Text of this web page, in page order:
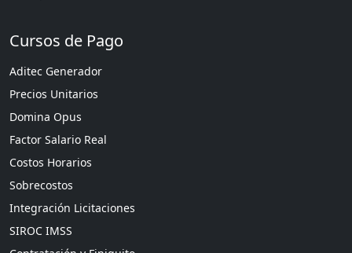
Cursos de Pago
Aditec Generador
Precios Unitarios
Domina Opus
Factor Salario Real
Costos Horarios
Sobrecostos
Integración Licitaciones
SIROC IMSS